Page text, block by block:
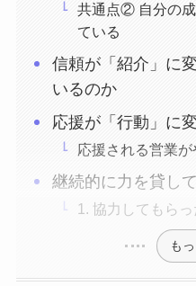
共通点② 自分の
ている
信頼が「紹介」に
いるのか
応援が「行動」に
応援される営業
継続的に力を貸し
1. 協力してもら
も